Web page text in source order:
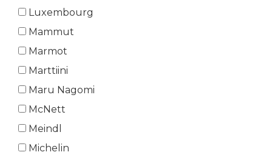
Luxembourg
Mammut
Marmot
Marttiini
Maru Nagomi
McNett
Meindl
Michelin